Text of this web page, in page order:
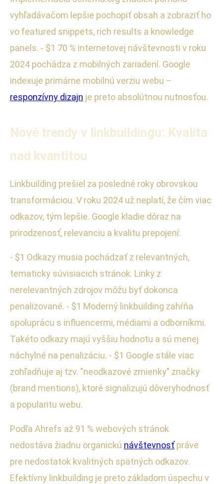
vyhľadávačom lepšie pochopiť obsah a zobraziť ho
vo featured snippets, rich results a knowledge
panels. - $1 70 % internetovej návštevnosti v roku
2024 pochádza z mobilných zariadení. Google
indexuje primárne mobilnú verziu webu –
responzívny dizajn je preto absolútnou nutnosťou.
Nové trendy v linkbuildingu: Kvalita
nad kvantitou
Linkbuilding prešiel za posledné roky obrovskou
transformáciou. V roku 2024 už neplatí, že čím viac
odkazov, tým lepšie. Google kladie dôraz na
prirodzenosť, relevanciu a kvalitu prepojení:
- $1 Odkazy musia pochádzať z relevantných,
tematicky súvisiacich stránok. Linky z
nerelevantných zdrojov môžu byť dokonca
penalizované. - $1 Moderný linkbuilding zahŕňa
spoluprácu s influencermi, médiami a odborníkmi.
Takéto odkazy majú vyššiu hodnotu a sú menej
náchylné na penalizáciu. - $1 Google stále viac
zohľadňuje aj tzv. "neodkazové zmienky" značky
(brand mentions), ktoré signalizujú dôveryhodnosť
a popularitu webu.
Podľa Ahrefs až 91 % webových stránok
nedostáva žiadnu organickú návštevnosťpráve
pre nedostatok kvalitných spätných odkazov.
Efektívny linkbuilding je preto základom úspechu v